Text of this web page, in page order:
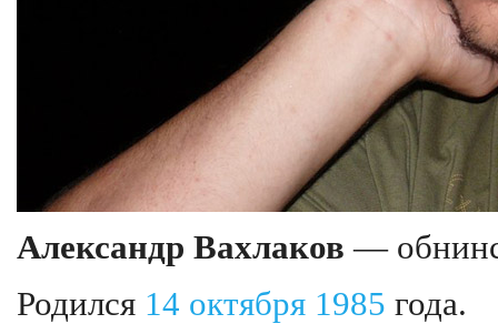
Александр Вахлаков —
Родился 14 октября 1985 года.